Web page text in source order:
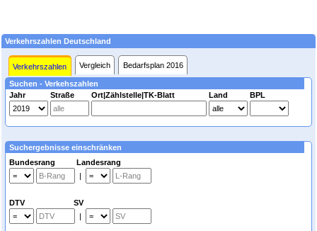
Verkehrszahlen Deutschland
Verkehrszahlen Vergleich Bedarfsplan 2016
Suchen - Verkehszahlen
Jahr
Straße Ort|Zählstelle|TK-Blatt Land BPL
Suchergebnisse einschränken
Bundesrang Landesrang
|
DTV SV
|